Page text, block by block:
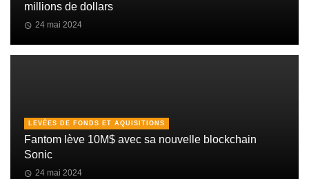
millions de dollars
24 mai 2024
LEVÉES DE FONDS ET AQUISITIONS
Fantom lève 10M$ avec sa nouvelle blockchain
Sonic
24 mai 2024